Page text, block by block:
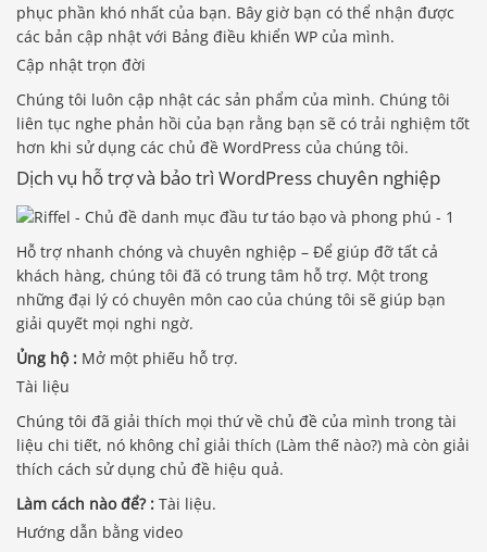
phục phần khó nhất của bạn. Bây giờ bạn có thể nhận được
các bản cập nhật với Bảng điều khiển WP của mình.
Cập nhật trọn đời
Chúng tôi luôn cập nhật các sản phẩm của mình. Chúng tôi
liên tục nghe phản hồi của bạn rằng bạn sẽ có trải nghiệm tốt
hơn khi sử dụng các chủ đề WordPress của chúng tôi.
Dịch vụ hỗ trợ và bảo trì WordPress chuyên nghiệp
Hỗ trợ nhanh chóng và chuyên nghiệp – Để giúp đỡ tất cả
khách hàng, chúng tôi đã có trung tâm hỗ trợ. Một trong
những đại lý có chuyên môn cao của chúng tôi sẽ giúp bạn
giải quyết mọi nghi ngờ.
Ủng hộ : Mở một phiếu hỗ trợ.
Tài liệu
Chúng tôi đã giải thích mọi thứ về chủ đề của mình trong tài
liệu chi tiết, nó không chỉ giải thích (Làm thế nào?) mà còn giải
thích cách sử dụng chủ đề hiệu quả.
Làm cách nào để? : Tài liệu.
Hướng dẫn bằng video